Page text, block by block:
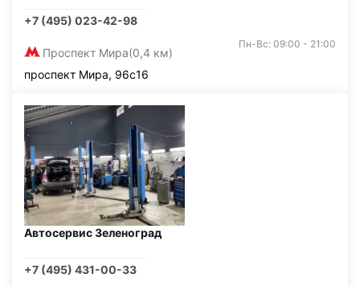
+7 (495) 023-42-98
Проспект Мира(0,4 км)
Пн-Вс: 09:00 - 21:00
проспект Мира, 96с16
Автосервис Зеленоград
+7 (495) 431-00-33